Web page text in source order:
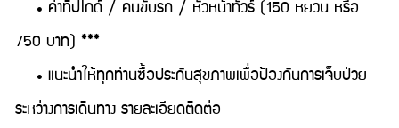
• ค่าทิปไกด์ / คนขับรถ / หัวหน้าทัวร์ (150 หยวน หรือ
750 บาท) ***
• แนะนำให้ทุกท่านซื้อประกันสุขภาพเพื่อป้องกันการเจ็บป่วย
ระหว่างการเดินทาง รายละเอียดติดต่อ